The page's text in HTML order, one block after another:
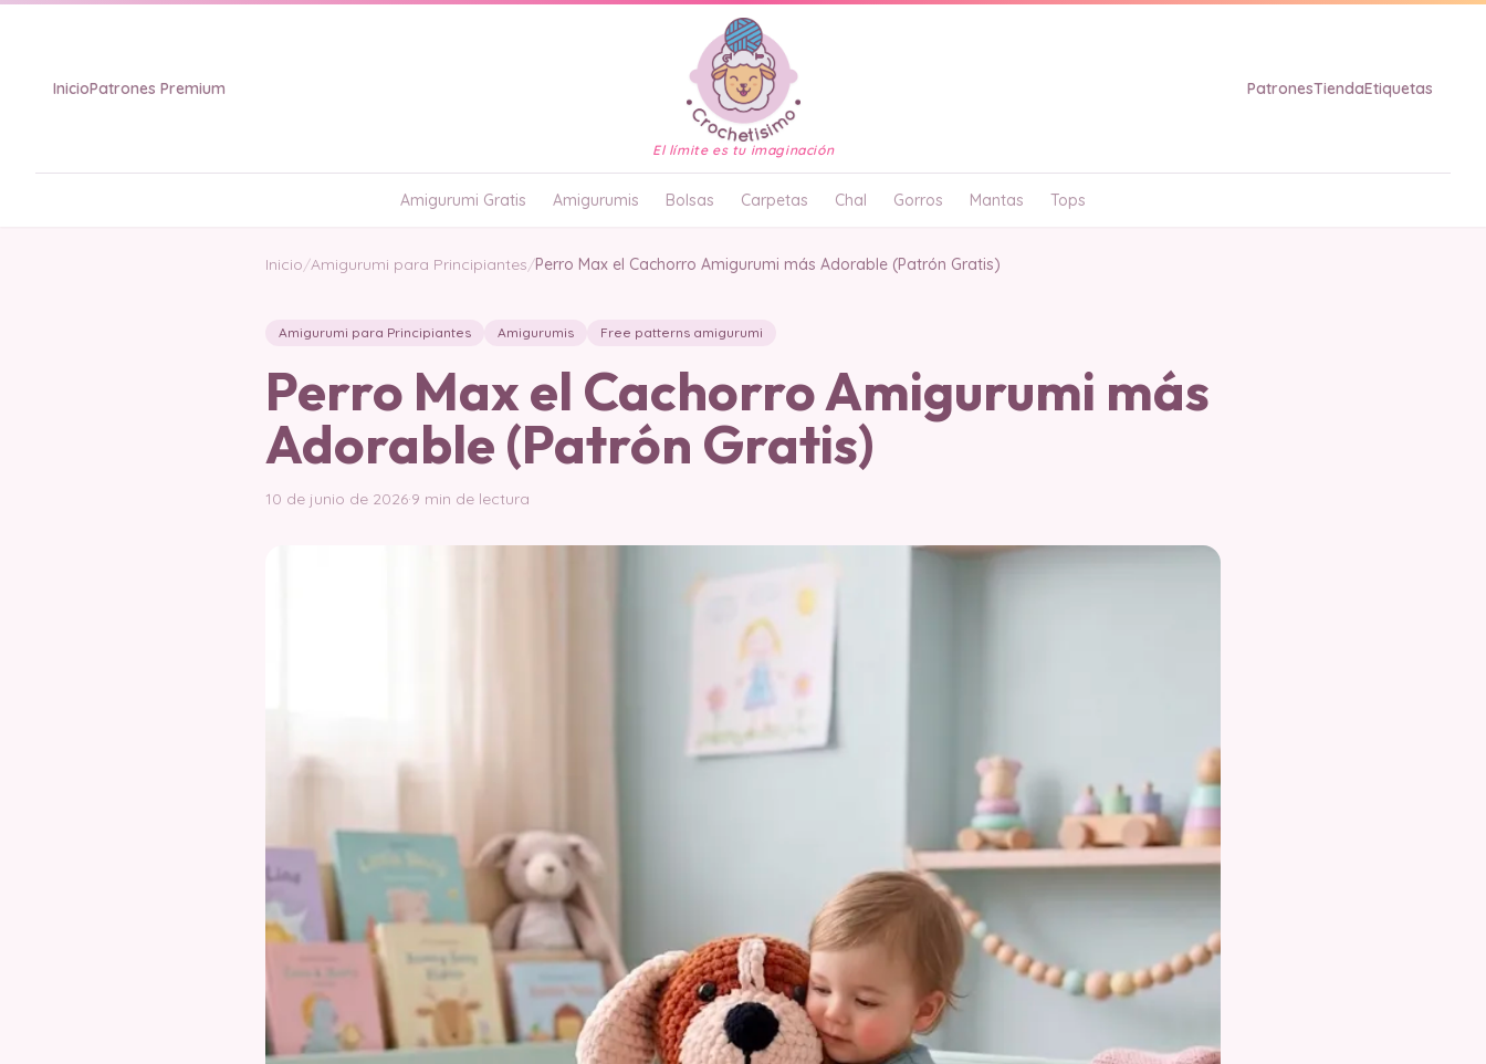
InicioPatrones Premium
El límite es tu imaginación
PatronesTiendaEtiquetas
Amigurumi Gratis Amigurumis Bolsas Carpetas Chal Gorros Mantas Tops
Inicio/Amigurumi para Principiantes/Perro Max el Cachorro Amigurumi más Adorable (Patrón Gratis)
Amigurumi para Principiantes Amigurumis Free patterns amigurumi
Perro Max el Cachorro Amigurumi más
Adorable (Patrón Gratis)
10 de junio de 2026·9 min de lectura